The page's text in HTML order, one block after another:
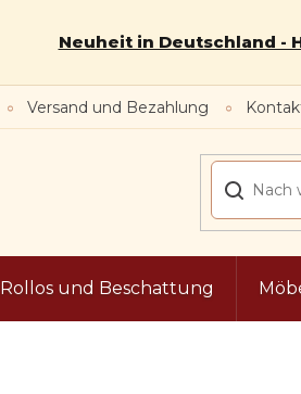
Neuheit in Deutschland -
Versand und Bezahlung
Rollos und Beschattung